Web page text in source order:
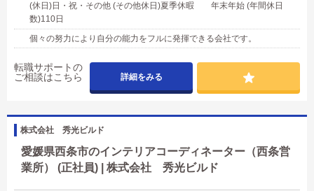
(休日)日・祝・その他 (その他休日)夏季休暇 年末年始 (年間休日
数)110日
個々の努力により自分の能力をフルに発揮できる会社です。
転職サポートの
ご相談はこちら
詳細をみる
株式会社 秀光ビルド
愛媛県西条市のインテリアコーディネーター（西条営
業所） (正社員) | 株式会社 秀光ビルド